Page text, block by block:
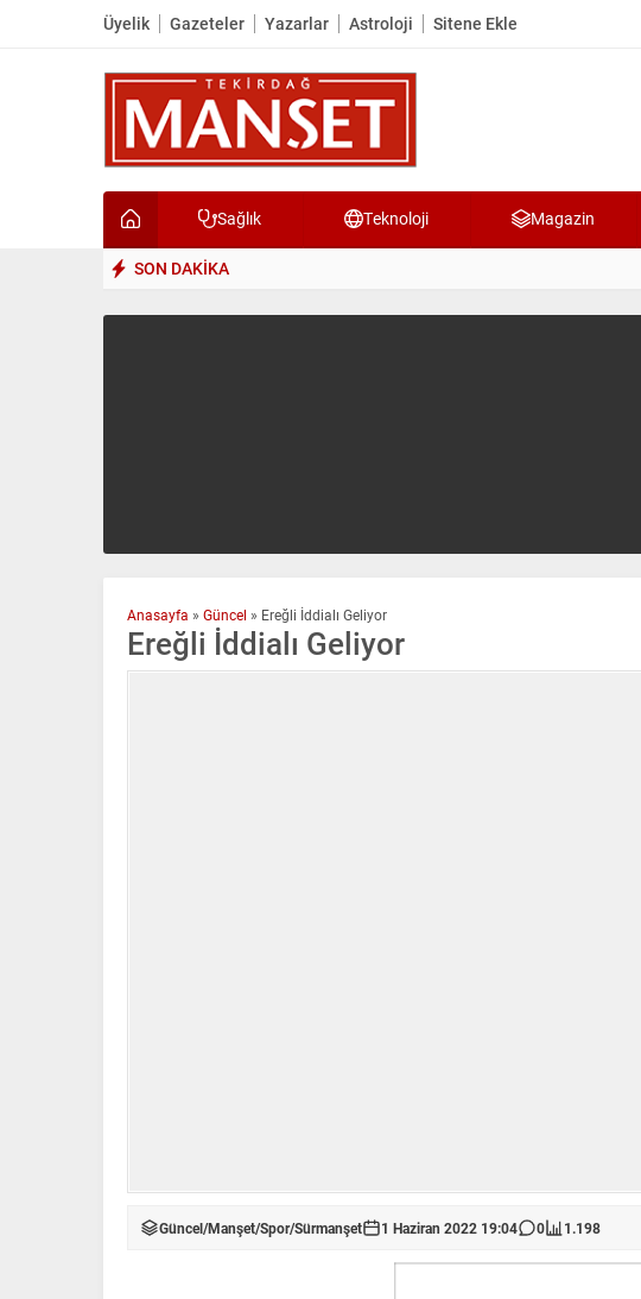
Üyelik Gazeteler Yazarlar Astroloji Sitene Ekle
Sağlık Teknoloji Magazin
SON DAKİKA
Anasayfa » Güncel » Ereğli İddialı Geliyor
Ereğli İddialı Geliyor
Güncel/Manşet/Spor/Sürmanşet 1 Haziran 2022 19:04 0 1.198